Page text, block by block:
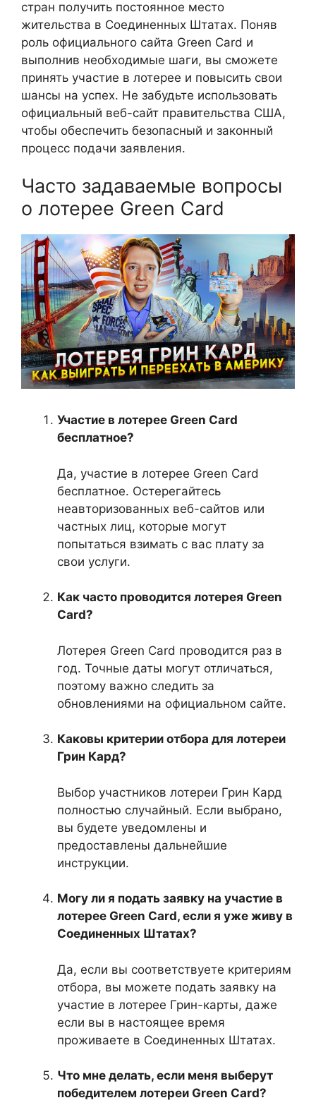
стран получить постоянное место
жительства в Соединенных Штатах. Поняв
роль официального сайта Green Card и
выполнив необходимые шаги, вы сможете
принять участие в лотерее и повысить свои
шансы на успех. Не забудьте использовать
официальный веб-сайт правительства США,
чтобы обеспечить безопасный и законный
процесс подачи заявления.
Часто задаваемые вопросы
о лотерее Green Card
Участие в лотерее Green Card
бесплатное?
Да, участие в лотерее Green Card
бесплатное. Остерегайтесь
неавторизованных веб-сайтов или
частных лиц, которые могут
попытаться взимать с вас плату за
свои услуги.
Как часто проводится лотерея Green
Card?
Лотерея Green Card проводится раз в
год. Точные даты могут отличаться,
поэтому важно следить за
обновлениями на официальном сайте.
Каковы критерии отбора для лотереи
Грин Кард?
Выбор участников лотереи Грин Кард
полностью случайный. Если выбрано,
вы будете уведомлены и
предоставлены дальнейшие
инструкции.
Могу ли я подать заявку на участие в
лотерее Green Card, если я уже живу в
Соединенных Штатах?
Да, если вы соответствуете критериям
отбора, вы можете подать заявку на
участие в лотерее Грин-карты, даже
если вы в настоящее время
проживаете в Соединенных Штатах.
Что мне делать, если меня выберут
победителем лотереи Green Card?